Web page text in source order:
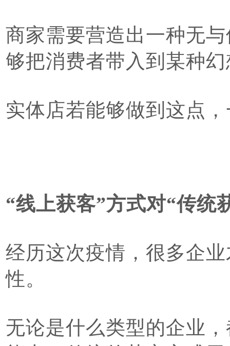
商家需要营造出一种无
够把消费者带入到某种
实体店若能够做到这点
“线上获客”方式对“传统
经历这次疫情，很多企
性。
无论是什么类型的企业